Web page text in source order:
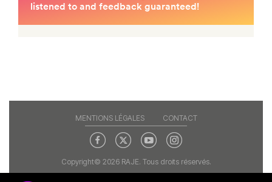
MENTIONS LÉGALES CONTACT
Copyright© 2026 RAJE. Tous droits réservés.